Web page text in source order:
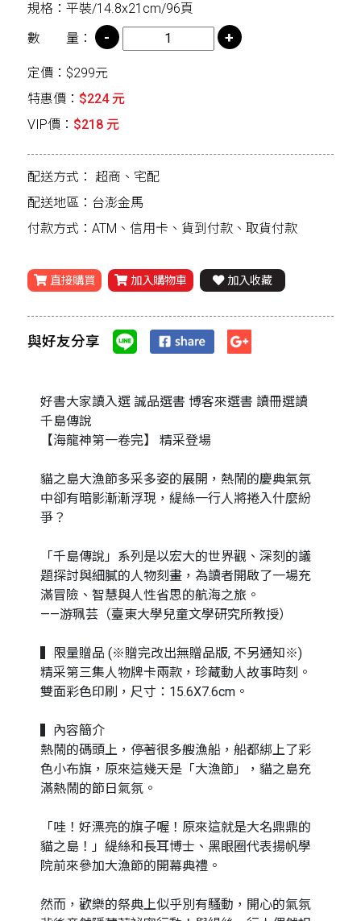
規格：平裝/14.8x21cm/96頁
數 量：
定價：$299元
特惠價： $224 元
VIP價： $218 元
配送方式： 超商、宅配
配送地區：台澎金馬
付款方式：ATM、信用卡、貨到付款、取貨付款
直接購買 加入購物車 加入收藏
與好友分享
好書大家讀入選 誠品選書 博客來選書 讀冊選讀
千島傳說
【海龍神第一卷完】 精采登場
貓之島大漁節多采多姿的展開，熱鬧的慶典氣氛
中卻有暗影漸漸浮現，緹絲一行人將捲入什麼紛
爭？
「千島傳說」系列是以宏大的世界觀、深刻的議
題探討與細膩的人物刻畫，為讀者開啟了一場充
滿冒險、智慧與人性省思的航海之旅。
——游珮芸（臺東大學兒童文學研究所教授）
▍限量贈品 (※贈完改出無贈品版, 不另通知※)
精采第三集人物牌卡兩款，珍藏動人故事時刻。
雙面彩色印刷，尺寸：15.6X7.6cm。
▍內容簡介
熱鬧的碼頭上，停著很多艘漁船，船都綁上了彩
色小布旗，原來這幾天是「大漁節」，貓之島充
滿熱鬧的節日氣氛。
「哇！好漂亮的旗子喔！原來這就是大名鼎鼎的
貓之島！」緹絲和長耳博士、黑眼圈代表揚帆學
院前來參加大漁節的開幕典禮。
然而，歡樂的祭典上似乎別有騷動，開心的氣氛